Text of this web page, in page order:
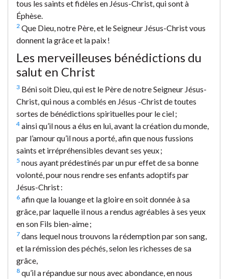
tous les saints et fidèles en Jésus-Christ, qui sont à
Éphèse.
2 Que Dieu, notre Père, et le Seigneur Jésus-Christ vous
donnent la grâce et la paix !
Les merveilleuses bénédictions du
salut en Christ
3 Béni soit Dieu, qui est le Père de notre Seigneur Jésus-
Christ, qui nous a comblés en Jésus -Christ de toutes
sortes de bénédictions spirituelles pour le ciel ;
4 ainsi qu’il nous a élus en lui, avant la création du monde,
par l’amour qu’il nous a porté, afin que nous fussions
saints et irrépréhensibles devant ses yeux ;
5 nous ayant prédestinés par un pur effet de sa bonne
volonté, pour nous rendre ses enfants adoptifs par
Jésus-Christ :
6 afin que la louange et la gloire en soit donnée à sa
grâce, par laquelle il nous a rendus agréables à ses yeux
en son Fils bien-aime ;
7 dans lequel nous trouvons la rédemption par son sang,
et la rémission des péchés, selon les richesses de sa
grâce,
8 qu’il a répandue sur nous avec abondance, en nous